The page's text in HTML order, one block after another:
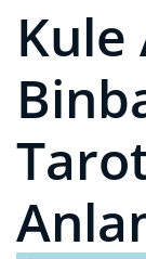
Kule